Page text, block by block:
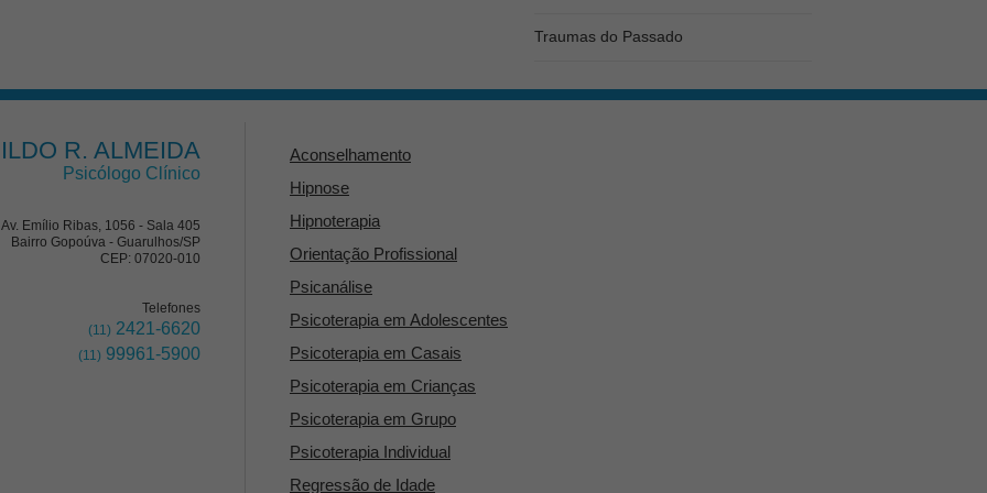
Traumas do Passado
R. ALMEIDA
Psicólogo Clínico
Av. Emílio Ribas, 1056 - Sala 405
Bairro Gopoúva - Guarulhos/SP
CEP: 07020-010
Telefones
(11) 2421-6620
(11) 99961-5900
Aconselhamento
Hipnose
Hipnoterapia
Orientação Profissional
Psicanálise
Psicoterapia em Adolescentes
Psicoterapia em Casais
Psicoterapia em Crianças
Psicoterapia em Grupo
Psicoterapia Individual
Regressão de Idade